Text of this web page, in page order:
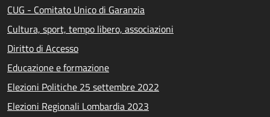
CUG - Comitato Unico di Garanzia
Cultura, sport, tempo libero, associazioni
Diritto di Accesso
Educazione e formazione
Elezioni Politiche 25 settembre 2022
Elezioni Regionali Lombardia 2023